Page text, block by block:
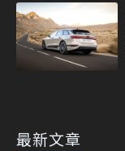
最新文章